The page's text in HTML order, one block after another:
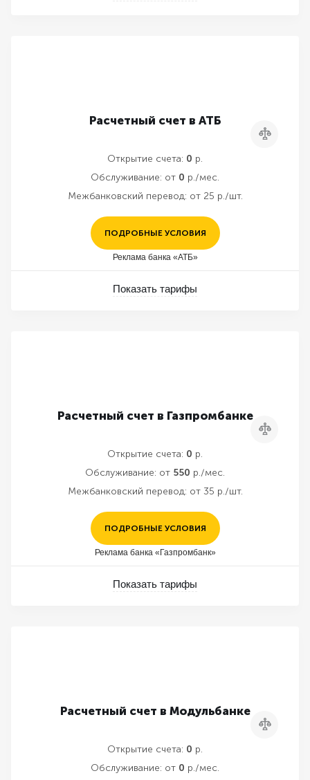
Расчетный счет в АТБ
Сравнить
Открытие счета: 0 р.
Обслуживание: от 0 р./мес.
Межбанковский перевод: от 25 р./шт.
ПОДРОБНЫЕ УСЛОВИЯ
Реклама банка «АТБ»
Показать тарифы
Расчетный счет в Газпромбанке
Сравнить
Открытие счета: 0 р.
Обслуживание: от 550 р./мес.
Межбанковский перевод: от 35 р./шт.
ПОДРОБНЫЕ УСЛОВИЯ
Реклама банка «Газпромбанк»
Показать тарифы
Расчетный счет в Модульбанке
Сравнить
Открытие счета: 0 р.
Обслуживание: от 0 р./мес.